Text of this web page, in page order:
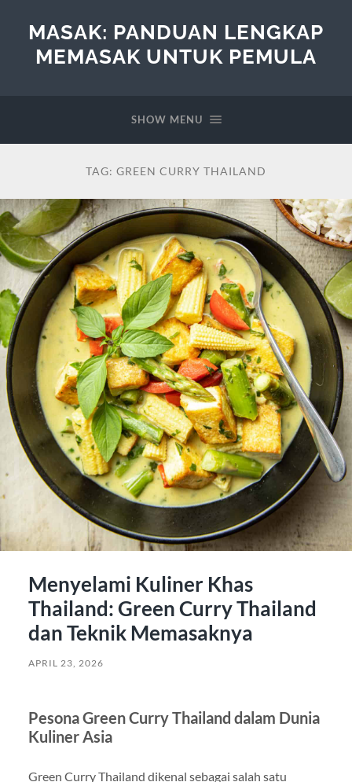
MASAK: PANDUAN LENGKAP
MEMASAK UNTUK PEMULA
SHOW MENU
TAG: GREEN CURRY THAILAND
Menyelami Kuliner Khas
Thailand: Green Curry Thailand
dan Teknik Memasaknya
APRIL 23, 2026
Pesona Green Curry Thailand dalam Dunia
Kuliner Asia
Green Curry Thailand dikenal sebagai salah satu